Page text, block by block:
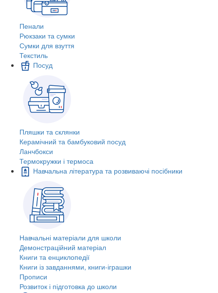
Пенали
Рюкзаки та сумки
Сумки для взуття
Текстиль
Посуд
Пляшки та склянки
Керамічний та бамбуковий посуд
Ланчбокси
Термокружки і термоса
Навчальна література та розвиваючі посібники
Навчальні матеріали для школи
Демонстраційний матеріал
Книги та енциклопедії
Книги із завданнями, книги-іграшки
Прописи
Розвиток і підготовка до школи